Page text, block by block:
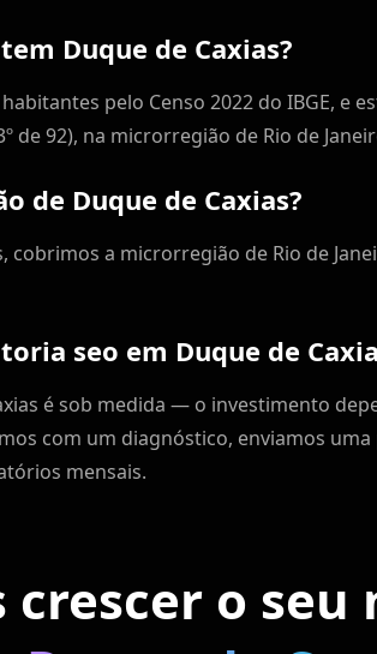
Duque de Caxias?
pelo Censo 2022 do IBGE, e
de 92), na microrregião de Rio de
de Duque de Caxias?
cobrimos a microrregião de Rio de
seo em Duque de
é sob medida — o investimento
com um diagnóstico, enviamos
mensais.
crescer o seu